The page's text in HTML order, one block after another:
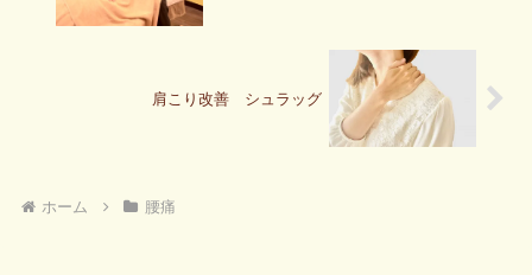
肩こり改善 シュラッグ
ホーム 腰痛